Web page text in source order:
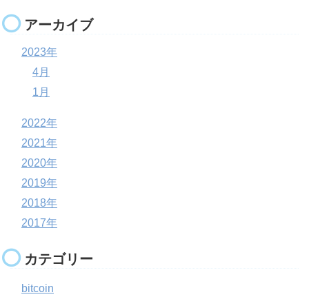
アーカイブ
2023年
4月
1月
2022年
2021年
2020年
2019年
2018年
2017年
カテゴリー
bitcoin